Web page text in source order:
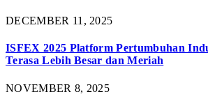
DECEMBER 11, 2025
ISFEX 2025 Platform Pertumbuhan
Terasa Lebih Besar dan Meriah
NOVEMBER 8, 2025